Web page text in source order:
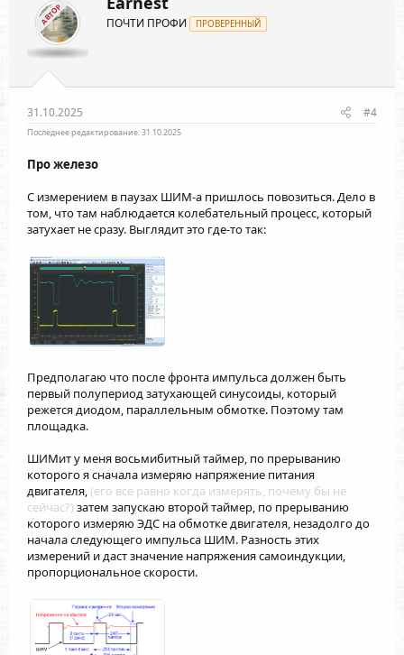
АВТОР ПОЧТИ ПРОФИ ПРОВЕРЕННЫЙ
31.10.2025 #4
Последнее редактирование:31.10.2025
Про железо
С измерением в паузах ШИМ-а пришлось повозиться. Дело в
том, что там наблюдается колебательный процесс, который
затухает не сразу. Выглядит это где-то так:
Предполагаю что после фронта импульса должен быть
первый полупериод затухающей синусоиды, который
режется диодом, параллельным обмотке. Поэтому там
площадка.
ШИМит у меня восьмибитный таймер, по прерыванию
которого я сначала измеряю напряжение питания
двигателя, (его всё равно когда измерять, почему бы не
сейчас?) затем запускаю второй таймер, по прерыванию
которого измеряю ЭДС на обмотке двигателя, незадолго до
начала следующего импульса ШИМ. Разность этих
измерений и даст значение напряжения самоиндукции,
пропорциональное скорости.